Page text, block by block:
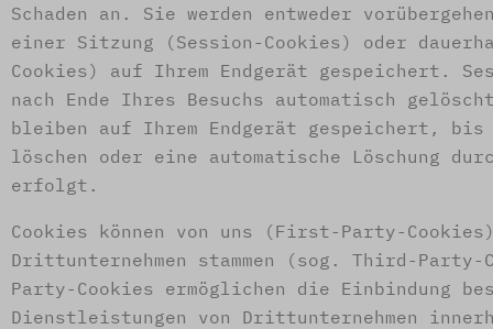
Schaden an. Sie werden entweder
einer Sitzung (Session-Cookies) oder
Cookies) auf Ihrem Endgerät gespeichert.
nach Ende Ihres Besuchs automatisch
bleiben auf Ihrem Endgerät gespeichert,
löschen oder eine automatische Löschung
erfolgt.
Cookies können von uns (First-Party-
Drittunternehmen stammen (sog. Third-
Party-Cookies ermöglichen die Einbindung
Dienstleistungen von Drittunternehmen